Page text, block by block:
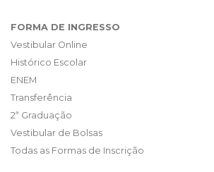
FORMA DE INGRESSO
Vestibular Online
Histórico Escolar
ENEM
Transferência
2ª Graduação
Vestibular de Bolsas
Todas as Formas de Inscrição